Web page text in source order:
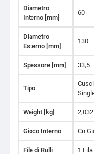
Diametro
Interno [mm]
60
Diametro
Esterno [mm]
130
Spessore [mm] 33,5
Tipo
Weight [kg] 2,032
Gioco Interno Cn
File di Rulli 1